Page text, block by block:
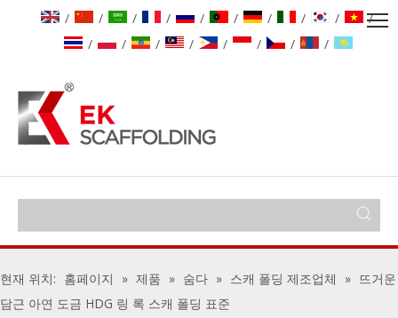
/ / / / / / / / /
/
/
/ / / / / / /
현재 위치: 홈페이지 » 제품 » 숨다 » 스캐 폴딩 제조업체 » 뜨거운
담근 아연 도금 HDG 링 록 스캐 폴딩 표준